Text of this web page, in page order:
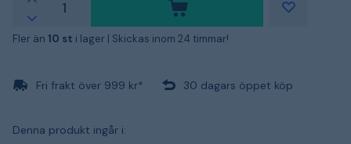
Fler än 10 st i lager | Skickas inom 24 timmar!
Fri frakt över 999 kr* 30 dagars öppet köp
Denna produkt ingår i: